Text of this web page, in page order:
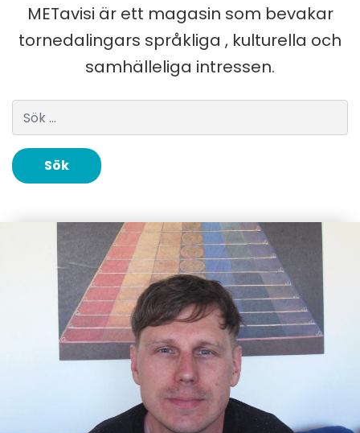
METavisi är ett magasin som bevakar
tornedalingars språkliga , kulturella och
samhälleliga intressen.
Sök efter: